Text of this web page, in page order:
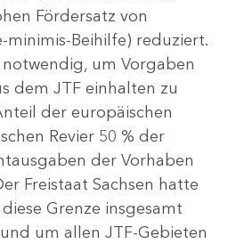
Fördersatz von
minimis-Beihilfe) reduziert.
um Vorgaben
dem JTF einhalten zu
der europäischen
Revier 50 % der
der Vorhaben
Freistaat Sachsen hatte
Grenze insgesamt
um allen JTF-Gebieten